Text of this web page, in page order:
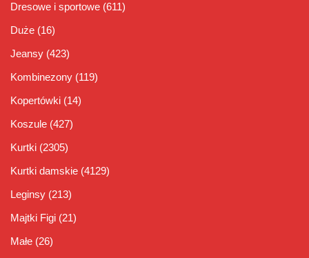
Dresowe i sportowe (611)
Duże (16)
Jeansy (423)
Kombinezony (119)
Kopertówki (14)
Koszule (427)
Kurtki (2305)
Kurtki damskie (4129)
Leginsy (213)
Majtki Figi (21)
Małe (26)